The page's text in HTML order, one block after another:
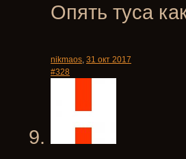
Опять туса
nikmaos, 31 окт 2017
#328